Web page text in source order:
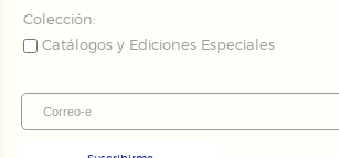
Colección:
Catálogos y Ediciones Especiales